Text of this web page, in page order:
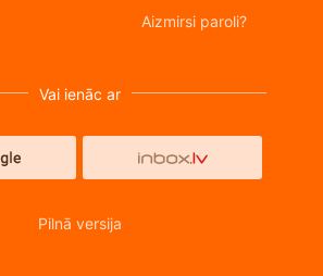
Aizmirsi paroli?
Vai ienāc ar
Pilnā versija